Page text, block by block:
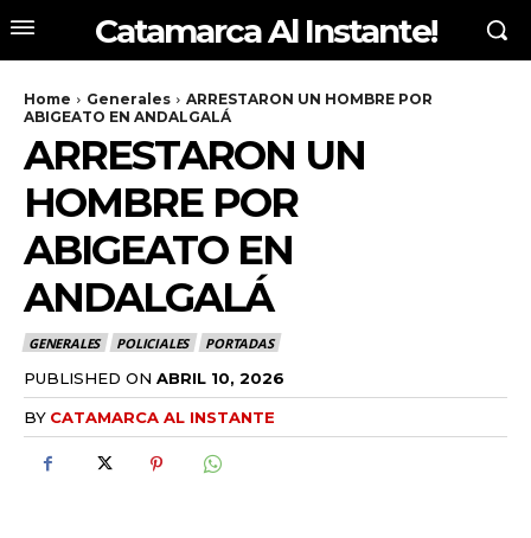
Catamarca Al Instante!
Home Generales
ARRESTARON UN HOMBRE POR
ABIGEATO EN ANDALGALÁ
ARRESTARON UN
HOMBRE POR
ABIGEATO EN
ANDALGALÁ
GENERALES POLICIALES PORTADAS
PUBLISHED ON ABRIL 10, 2026
BY CATAMARCA AL INSTANTE